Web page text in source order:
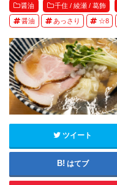
醤油 千住 / 綾瀬 / 葛飾
醤油 あっさり ☆8
ツイート
はてブ